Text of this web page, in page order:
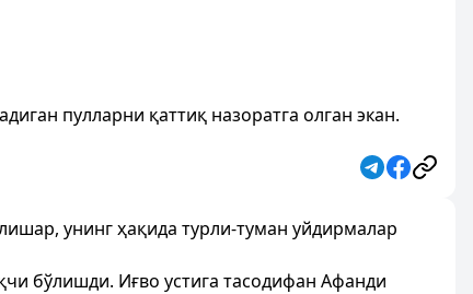
пулларни қаттиқ назоратга олган экан.
унинг ҳақида турли-туман уйдирмалар
бўлишди. Иғво устига тасодифан Афанди